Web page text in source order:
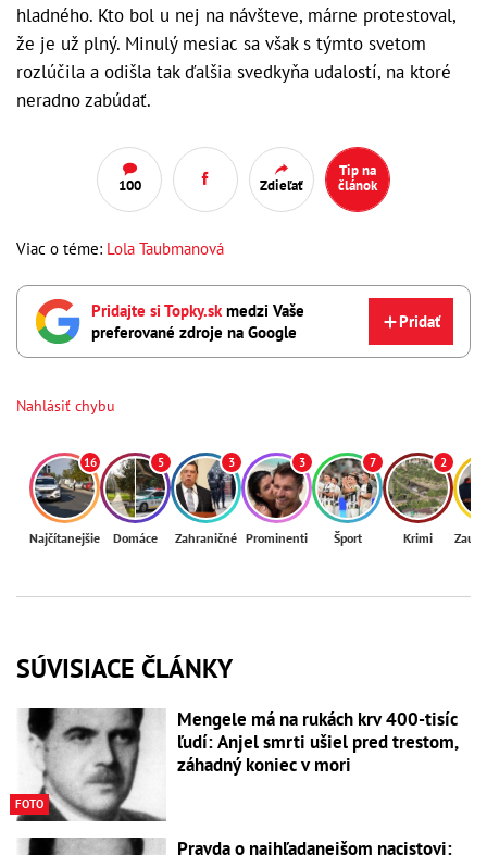
hladného. Kto bol u nej na návšteve, márne protestoval,
že je už plný. Minulý mesiac sa však s týmto svetom
rozlúčila a odišla tak ďalšia svedkyňa udalostí, na ktoré
neradno zabúdať.
100 Zdieľať
Tip na
článok
Viac o téme: Lola Taubmanová
Pridajte si Topky.sk medzi Vaše
preferované zdroje na Google
Pridať
Nahlásiť chybu
16
Najčítanejšie
5
Domáce
3
Zahraničné
3
Prominenti
7
Šport
2
Krimi
SÚVISIACE ČLÁNKY
FOTO
Mengele má na rukách krv 400-tisíc
ľudí: Anjel smrti ušiel pred trestom,
záhadný koniec v mori
Pravda o najhľadanejšom nacistovi: